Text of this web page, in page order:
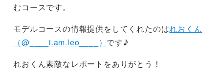
むコースです。
モデルコースの情報提供をしてくれたのはれおくん
（@____i.am.leo____） です♪
れおくん素敵なレポートをありがとう！